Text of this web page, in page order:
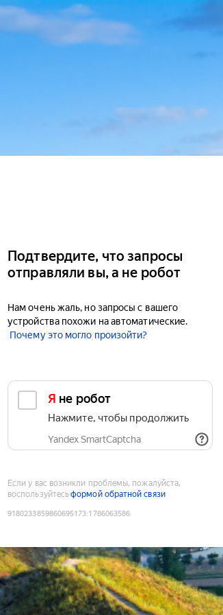
Подтвердите, что запросы
отправляли вы, а не робот
Нам очень жаль, но запросы с вашего
устройства похожи на автоматические.
Почему это могло произойти?
Я не робот
Нажмите, чтобы продолжить
Yandex SmartCaptcha
Если у вас возникли проблемы, пожалуйста,
воспользуйтесьформой обратной связи
9180233859860695173:1786063586